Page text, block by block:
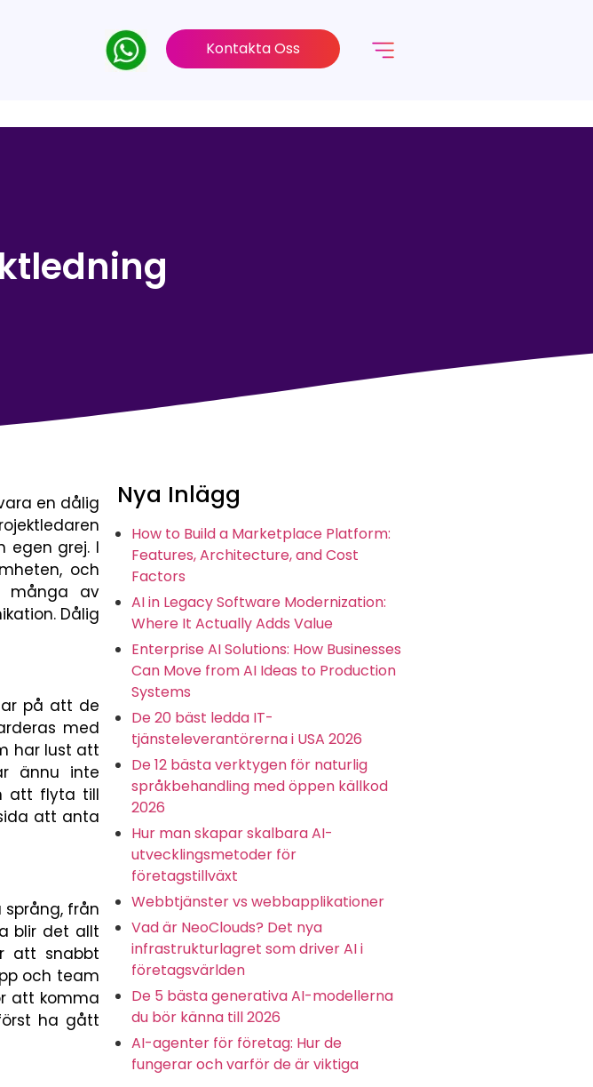
Kontakta Oss
en dålig
egen grej. I
och
många av
Dålig
på att de
med
har lust att
ännu inte
att flyta till
att anta
från
blir det allt
att snabbt
och team
att komma
ha gått
Nya Inlägg
How to Build a Marketplace Platform:
Features, Architecture, and Cost
Factors
AI in Legacy Software Modernization:
Where It Actually Adds Value
Enterprise AI Solutions: How Businesses
Can Move from AI Ideas to Production
Systems
De 20 bäst ledda IT-
tjänsteleverantörerna i USA 2026
De 12 bästa verktygen för naturlig
språkbehandling med öppen källkod
2026
Hur man skapar skalbara AI-
utvecklingsmetoder för
företagstillväxt
Webbtjänster vs webbapplikationer
Vad är NeoClouds? Det nya
infrastrukturlagret som driver AI i
företagsvärlden
De 5 bästa generativa AI-modellerna
du bör känna till 2026
AI-agenter för företag: Hur de
fungerar och varför de är viktiga